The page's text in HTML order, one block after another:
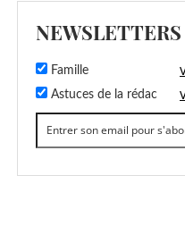
NEWSLETTERS
Famille
Astuces de la rédac